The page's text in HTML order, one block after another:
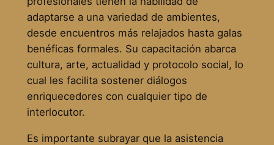
adaptarse a una variedad de ambientes,
desde encuentros más relajados hasta galas
benéficas formales. Su capacitación abarca
cultura, arte, actualidad y protocolo social, lo
cual les facilita sostener diálogos
enriquecedores con cualquier tipo de
interlocutor.
Es importante subrayar que la asistencia